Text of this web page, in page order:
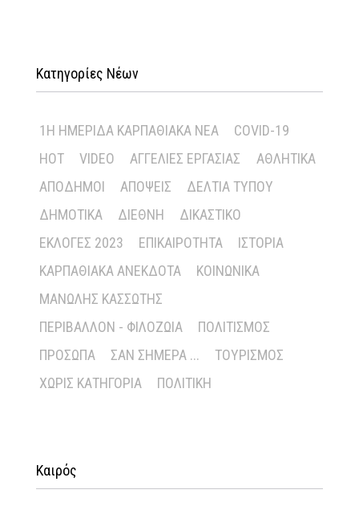
Κατηγορίες Νέων
1Η ΗΜΕΡΊΔΑ ΚΑΡΠΑΘΙΑΚΆ ΝΈΑ
COVID-19
HOT
VIDEO ΑΓΓΕΛΊΕΣ ΕΡΓΑΣΊΑΣ
ΑΘΛΗΤΙΚΆ
ΑΠΌΔΗΜΟΙ
ΑΠΌΨΕΙΣ
ΔΕΛΤΊΑ ΤΎΠΟΥ
ΔΗΜΟΤΙΚΆ
ΔΙΕΘΝΉ
ΔΙΚΑΣΤΙΚΌ
ΕΚΛΟΓΈΣ 2023
ΕΠΙΚΑΙΡΌΤΗΤΑ
ΙΣΤΟΡΊΑ
ΚΑΡΠΑΘΙΑΚΆ ΑΝΈΚΔΟΤΑ
ΚΟΙΝΩΝΙΚΆ
ΜΑΝΏΛΗΣ ΚΑΣΣΏΤΗΣ
ΠΕΡΙΒΆΛΛΟΝ - ΦΙΛΟΖΩΊΑ
ΠΟΛΙΤΙΣΜΌΣ
ΠΡΌΣΩΠΑ
ΣΑΝ ΣΉΜΕΡΑ ...
ΤΟΥΡΙΣΜΌΣ
ΧΩΡΊΣ ΚΑΤΗΓΟΡΊΑ
ΠΟΛΙΤΙΚΉ
Καιρός